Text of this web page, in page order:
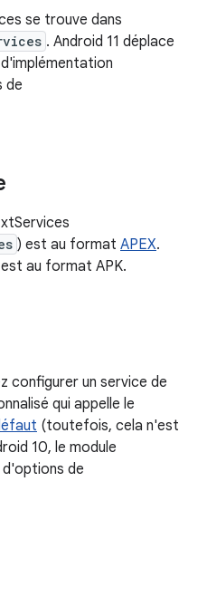
se trouve dans
. Android 11 déplace
de
) est au format APEX.
au format APK.
configurer un service de
qui appelle le
(toutefois, cela n'est
10, le module
de